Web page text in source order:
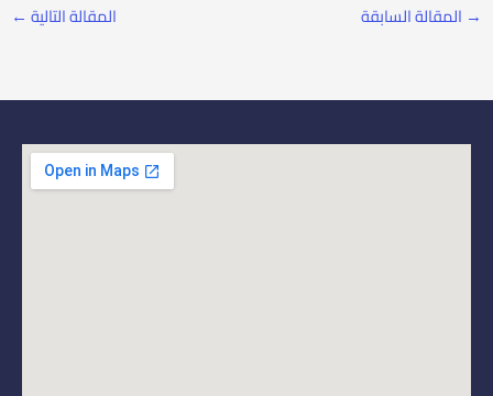
→ المقالة السابقة المقالة التالية ←